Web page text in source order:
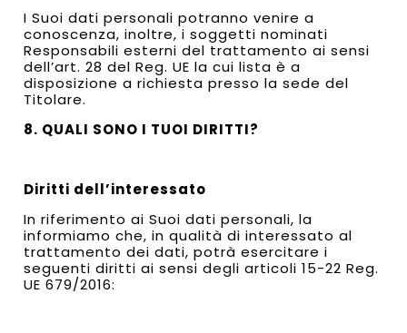
I Suoi dati personali potranno venire a
conoscenza, inoltre, i soggetti nominati
Responsabili esterni del trattamento ai sensi
dell’art. 28 del Reg. UE la cui lista è a
disposizione a richiesta presso la sede del
Titolare.
8. QUALI SONO I TUOI DIRITTI?
Diritti dell’interessato
In riferimento ai Suoi dati personali, la
informiamo che, in qualità di interessato al
trattamento dei dati, potrà esercitare i
seguenti diritti ai sensi degli articoli 15-22 Reg.
UE 679/2016: